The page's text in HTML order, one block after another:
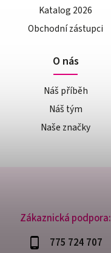
Zákaznická podpora:
775 724 707
Katalog 2026
Obchodní zástupci
O nás
Náš příběh
Náš tým
Naše značky